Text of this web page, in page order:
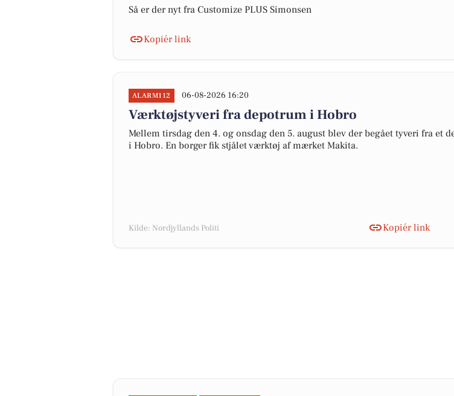
Så er der nyt fra Customize PLUS Simonsen
Kopiér link
ALARM112 06-08-2026 16:20
Værktøjstyveri fra depotrum i Hobro
Mellem tirsdag den 4. og onsdag den 5. august blev der begået tyveri fra et
i Hobro. En borger fik stjålet værktøj af mærket Makita.
Kilde: Nordjyllands Politi Kopiér link